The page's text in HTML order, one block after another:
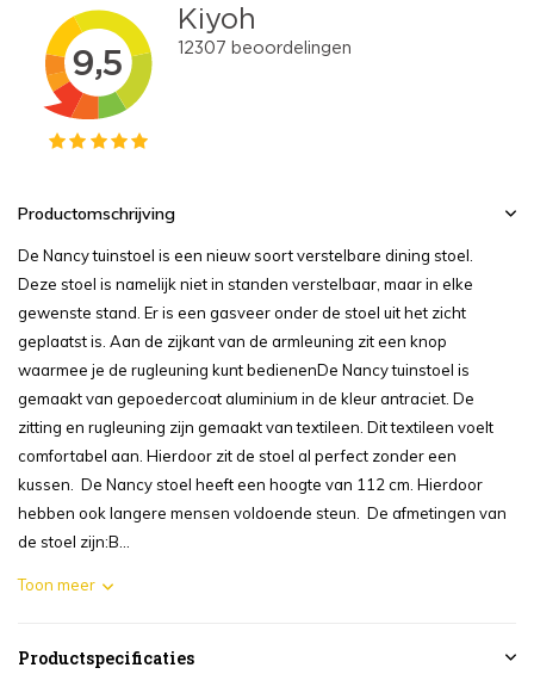
Productomschrijving
De Nancy tuinstoel is een nieuw soort verstelbare dining stoel.
Deze stoel is namelijk niet in standen verstelbaar, maar in elke
gewenste stand. Er is een gasveer onder de stoel uit het zicht
geplaatst is. Aan de zijkant van de armleuning zit een knop
waarmee je de rugleuning kunt bedienenDe Nancy tuinstoel is
gemaakt van gepoedercoat aluminium in de kleur antraciet. De
zitting en rugleuning zijn gemaakt van textileen. Dit textileen voelt
comfortabel aan. Hierdoor zit de stoel al perfect zonder een
kussen. De Nancy stoel heeft een hoogte van 112 cm. Hierdoor
hebben ook langere mensen voldoende steun. De afmetingen van
de stoel zijn:B...
Toon meer
Productspecificaties